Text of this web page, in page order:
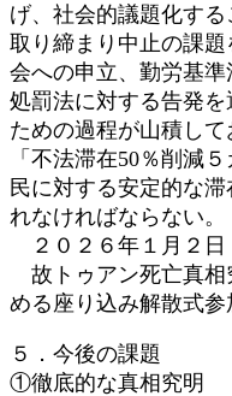
げ、社会的議題化す
取り締まり中止の課
会への申立、勤労基
処罰法に対する告発
ための過程が山積し
「不法滞在50％削減
民に対する安定的な
れなければならない。
２０２６年１月２日
故トゥアン死亡真相
める座り込み解散式参
５．今後の課題
①徹底的な真相究明